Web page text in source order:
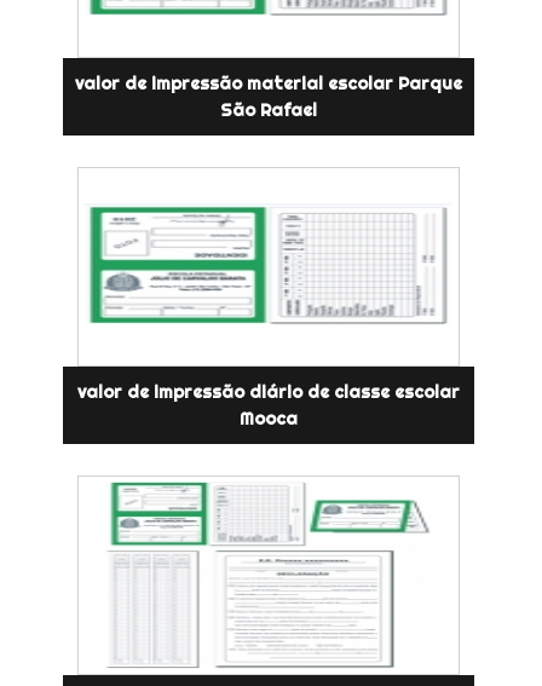
valor de impressão material escolar Parque
São Rafael
valor de impressão diário de classe escolar
Mooca